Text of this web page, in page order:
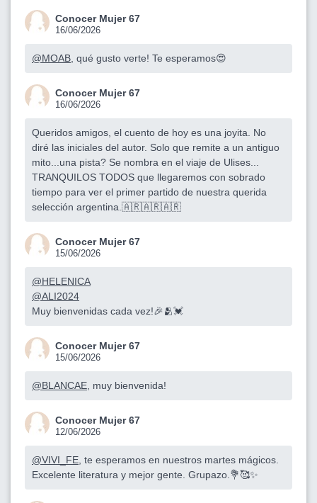
Conocer Mujer 67
16/06/2026
@MOAB , qué gusto verte! Te esperamos😍
Conocer Mujer 67
16/06/2026
Queridos amigos, el cuento de hoy es una joyita. No
diré las iniciales del autor. Solo que remite a un antiguo
mito...una pista? Se nombra en el viaje de Ulises...
TRANQUILOS TODOS que llegaremos con sobrado
tiempo para ver el primer partido de nuestra querida
selección argentina.🇦🇷🇦🇷🇦🇷
Conocer Mujer 67
15/06/2026
@HELENICA
@ALI2024
Muy bienvenidas cada vez!🎉🫂💓
Conocer Mujer 67
15/06/2026
@BLANCAE , muy bienvenida!
Conocer Mujer 67
12/06/2026
@VIVI_FE , te esperamos en nuestros martes mágicos.
Excelente literatura y mejor gente. Grupazo.💐🥰✨